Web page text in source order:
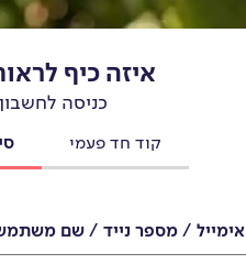
איזה כיף
כניסה
קוד חד פעמי
אימייל / מספר נייד / שם